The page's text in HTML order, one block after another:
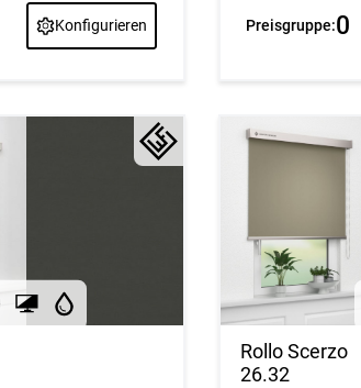
Konfigurieren Preisgruppe:0
Rollo Scerzo
26.32